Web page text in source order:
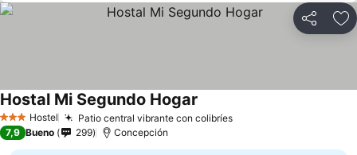
Compartir
3 EstrellasHostel Patio central vibrante con colibríesVer precios
Hostal Mi Segundo Hogar
7,9 Bueno 299 Concepción